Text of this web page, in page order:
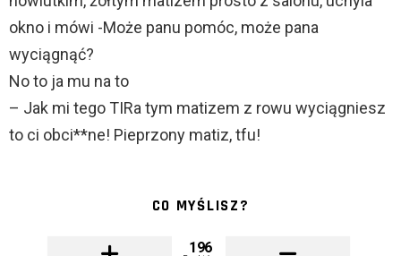
okno i mówi -Może panu pomóc, może pana
wyciągnąć?
No to ja mu na to
– Jak mi tego TIRa tym matizem z rowu wyciągniesz
to ci obci**ne! Pieprzony matiz, tfu!
CO MYŚLISZ?
196